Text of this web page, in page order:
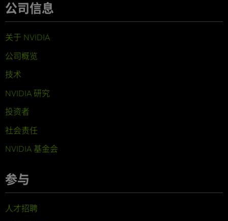
公司信息
关于 NVIDIA
公司概览
技术
NVIDIA 研究
投资者
社会责任
NVIDIA 基金会
参与
人才招聘